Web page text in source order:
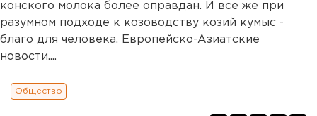
конского молока более оправдан. И все же при
разумном подходе к козоводству козий кумыс -
благо для человека. Европейско-Азиатские
новости....
Общество